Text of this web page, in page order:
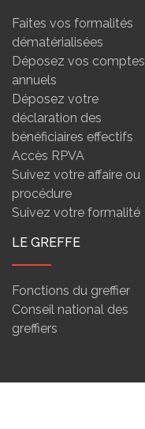
Faites vos formalités
dématérialisées
Déposez vos comptes
annuels
Déposez votre
déclaration des
bénéficiaires effectifs
Accès RPVA
Suivez votre affaire ou
procédure
Suivez votre formalité
LE GREFFE
Fonctions du greffier
Conseil national des
greffiers